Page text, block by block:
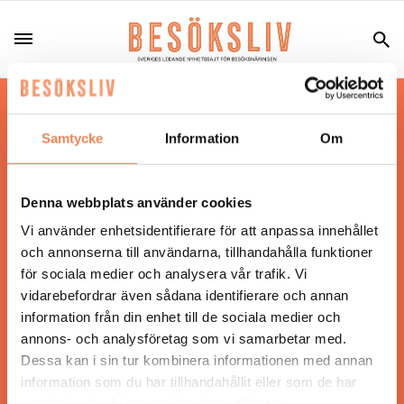
Samtycke Information Om
Denna webbplats använder cookies
Vi använder enhetsidentifierare för att anpassa innehållet
och annonserna till användarna, tillhandahålla funktioner
för sociala medier och analysera vår trafik. Vi
vidarebefordrar även sådana identifierare och annan
information från din enhet till de sociala medier och
annons- och analysföretag som vi samarbetar med.
Dessa kan i sin tur kombinera informationen med annan
information som du har tillhandahållit eller som de har
Hos oss läser du landets mest uppdaterade
nyheter och snackisar inom besöksnäringen.
Besöksliv i sin tryckta form är ett affärsmagasin
Tidningen ges ut avVisita
ANSVARIG UTGIVARE
Jonas Siljhammar
UPPHOVSRÄTT